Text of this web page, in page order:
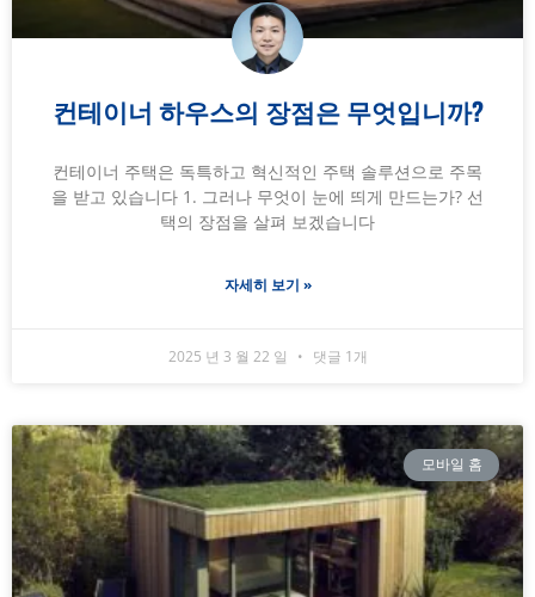
컨테이너 하우스의 장점은 무엇입니까?
컨테이너 주택은 독특하고 혁신적인 주택 솔루션으로 주목
을 받고 있습니다 1. 그러나 무엇이 눈에 띄게 만드는가? 선
택의 장점을 살펴 보겠습니다
자세히 보기 »
2025 년 3 월 22 일 댓글 1개
모바일 홈